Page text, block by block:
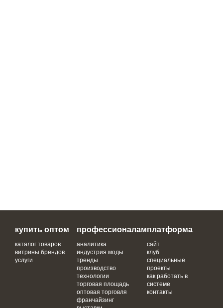
купить оптом
каталог товаров
витрины брендов
услуги
профессионалам
аналитика
индустрия моды
тренды
производство
технологии
торговая площадь
оптовая торговля
франчайзинг
платформа
сайт
клуб
специальные
проекты
как работать в
системе
контакты